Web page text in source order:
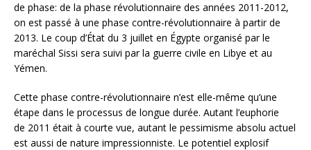
de phase: de la phase révolutionnaire des années 2011-2012,
on est passé à une phase contre-révolutionnaire à partir de
2013. Le coup d’État du 3 juillet en Égypte organisé par le
maréchal Sissi sera suivi par la guerre civile en Libye et au
Yémen.
Cette phase contre-révolutionnaire n’est elle-même qu’une
étape dans le processus de longue durée. Autant l’euphorie
de 2011 était à courte vue, autant le pessimisme absolu actuel
est aussi de nature impressionniste. Le potentiel explosif